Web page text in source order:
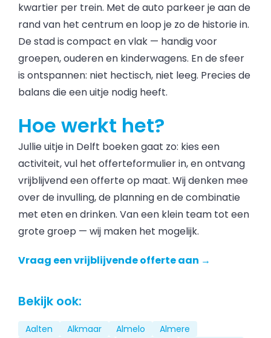
kwartier per trein. Met de auto parkeer je aan de
rand van het centrum en loop je zo de historie in.
De stad is compact en vlak — handig voor
groepen, ouderen en kinderwagens. En de sfeer
is ontspannen: niet hectisch, niet leeg. Precies de
balans die een uitje nodig heeft.
Hoe werkt het?
Jullie uitje in Delft boeken gaat zo: kies een
activiteit, vul het offerteformulier in, en ontvang
vrijblijvend een offerte op maat. Wij denken mee
over de invulling, de planning en de combinatie
met eten en drinken. Van een klein team tot een
grote groep — wij maken het mogelijk.
Vraag een vrijblijvende offerte aan →
Bekijk ook:
Aalten Alkmaar Almelo
Almere